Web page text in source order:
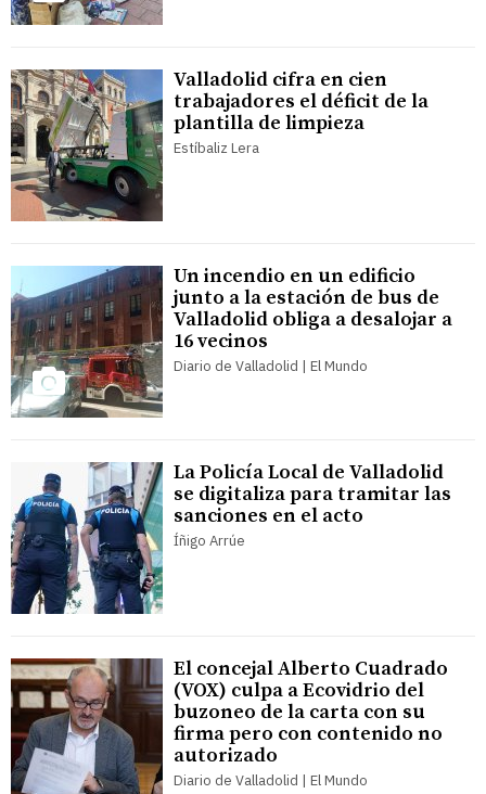
Valladolid cifra en cien
trabajadores el déficit de la
plantilla de limpieza
Estíbaliz Lera
Un incendio en un edificio
junto a la estación de bus de
Valladolid obliga a desalojar a
16 vecinos
Diario de Valladolid | El Mundo
La Policía Local de Valladolid
se digitaliza para tramitar las
sanciones en el acto
Íñigo Arrúe
El concejal Alberto Cuadrado
(VOX) culpa a Ecovidrio del
buzoneo de la carta con su
firma pero con contenido no
autorizado
Diario de Valladolid | El Mundo